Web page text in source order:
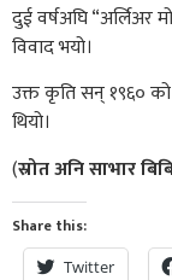
दुई वर्षअघि “अर्लिअर
विवाद भयो।
उक्त कृति सन् १९६०
थियो।
(स्रोत अनि साभार
Share this:
Twitter